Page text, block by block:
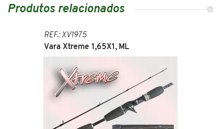
Produtos relacionados
REF.: XV1975
Vara Xtreme 1,65X1, ML